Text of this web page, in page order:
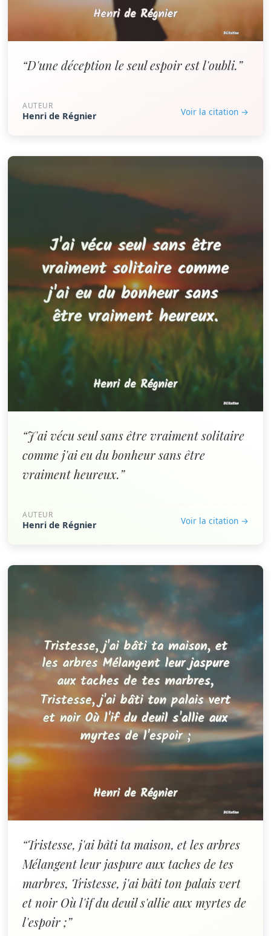
“D'une déception le seul espoir est l'oubli.”
AUTEUR
Henri de Régnier Voir la citation →
“J'ai vécu seul sans être vraiment solitaire
comme j'ai eu du bonheur sans être
vraiment heureux.”
AUTEUR
Henri de Régnier Voir la citation →
“Tristesse, j'ai bâti ta maison, et les arbres
Mélangent leur jaspure aux taches de tes
marbres, Tristesse, j'ai bâti ton palais vert
et noir Où l'if du deuil s'allie aux myrtes de
l'espoir ;”